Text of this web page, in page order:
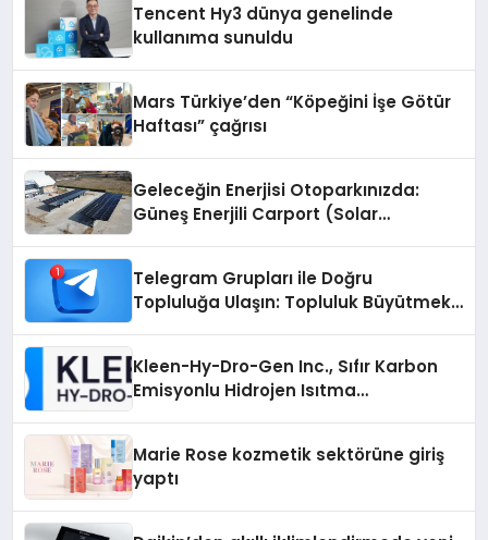
Tencent Hy3 dünya genelinde
kullanıma sunuldu
Mars Türkiye’den “Köpeğini İşe Götür
Haftası” çağrısı
Geleceğin Enerjisi Otoparkınızda:
Güneş Enerjili Carport (Solar
Telegram Grupları ile Doğru
Topluluğa Ulaşın: Topluluk Büyütmek
Kleen-Hy-Dro-Gen Inc., Sıfır Karbon
Emisyonlu Hidrojen Isıtma
Marie Rose kozmetik sektörüne giriş
yaptı